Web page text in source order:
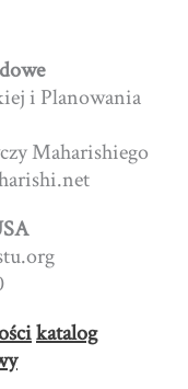
i Planowania
Maharishiego
katalog